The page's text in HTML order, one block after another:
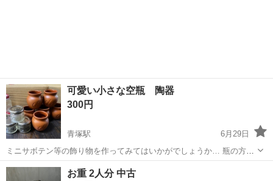
可愛い小さな空瓶 陶器
300円
青塚駅
6月29日
ミニサボテン等の飾り物を作ってみてはいかがでしょうか… 瓶の方は
少し蓋にサビが出てます。出来るだけ綺麗に洗ってお渡しします。 (電
池は単三電池で大きさがわかるように置いただけで付属しません)
愛知 津島市 青塚駅 その他
お重 2人分 中古